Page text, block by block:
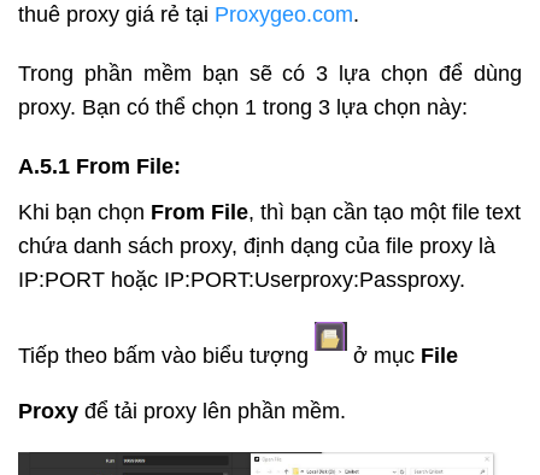
thuê proxy giá rẻ tại Proxygeo.com.
Trong phần mềm bạn sẽ có 3 lựa chọn để dùng
proxy. Bạn có thể chọn 1 trong 3 lựa chọn này:
A.5.1 From File:
Khi bạn chọn From File, thì bạn cần tạo một file text
chứa danh sách proxy, định dạng của file proxy là
IP:PORT hoặc IP:PORT:Userproxy:Passproxy.
Tiếp theo bấm vào biểu tượng ở mục File
Proxy để tải proxy lên phần mềm.